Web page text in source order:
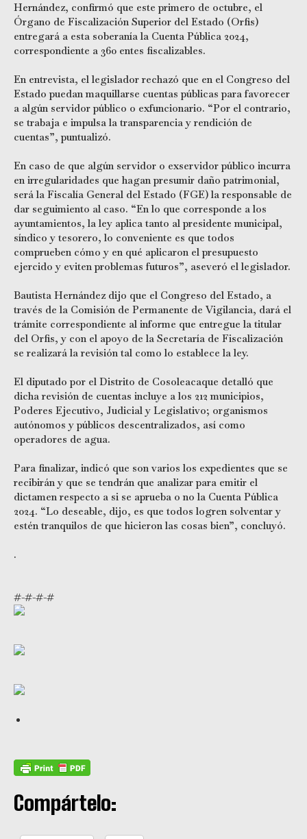
Hernández, confirmó que este primero de octubre, el
Órgano de Fiscalización Superior del Estado (Orfis)
entregará a esta soberanía la Cuenta Pública 2024,
correspondiente a 360 entes fiscalizables.
En entrevista, el legislador rechazó que en el Congreso del
Estado puedan maquillarse cuentas públicas para favorecer
a algún servidor público o exfuncionario. “Por el contrario,
se trabaja e impulsa la transparencia y rendición de
cuentas”, puntualizó.
En caso de que algún servidor o exservidor público incurra
en irregularidades que hagan presumir daño patrimonial,
será la Fiscalía General del Estado (FGE) la responsable de
dar seguimiento al caso. “En lo que corresponde a los
ayuntamientos, la ley aplica tanto al presidente municipal,
síndico y tesorero, lo conveniente es que todos
comprueben cómo y en qué aplicaron el presupuesto
ejercido y eviten problemas futuros”, aseveró el legislador.
Bautista Hernández dijo que el Congreso del Estado, a
través de la Comisión de Permanente de Vigilancia, dará el
trámite correspondiente al informe que entregue la titular
del Orfis, y con el apoyo de la Secretaría de Fiscalización
se realizará la revisión tal como lo establece la ley.
El diputado por el Distrito de Cosoleacaque detalló que
dicha revisión de cuentas incluye a los 212 municipios,
Poderes Ejecutivo, Judicial y Legislativo; organismos
autónomos y públicos descentralizados, así como
operadores de agua.
Para finalizar, indicó que son varios los expedientes que se
recibirán y que se tendrán que analizar para emitir el
dictamen respecto a si se aprueba o no la Cuenta Pública
2024. “Lo deseable, dijo, es que todos logren solventar y
estén tranquilos de que hicieron las cosas bien”, concluyó.
.
#-#-#-#
Compártelo: